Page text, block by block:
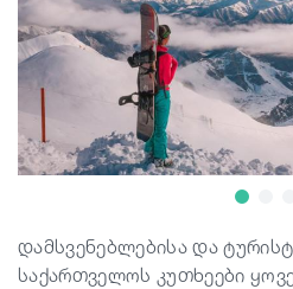
ტრანსპორტი
რა ვნახოთ
სტატიები
დამსვენებლებისა და
საქართველოს კუთხეები